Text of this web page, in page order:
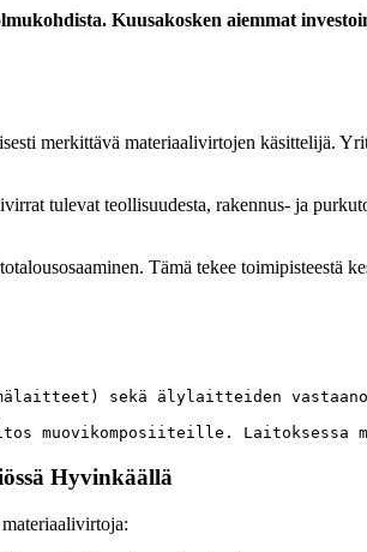
Kuusakosken aiemmat
merkittävä materiaalivirtojen käsittelijä.
tulevat teollisuudesta, rakennus- ja
Tämä tekee toimipisteestä
sekä älylaitteiden
muovikomposiiteille.
Hyvinkäällä